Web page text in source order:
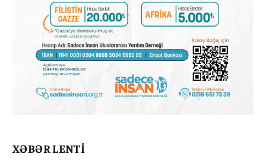
XƏBƏR LENTİ